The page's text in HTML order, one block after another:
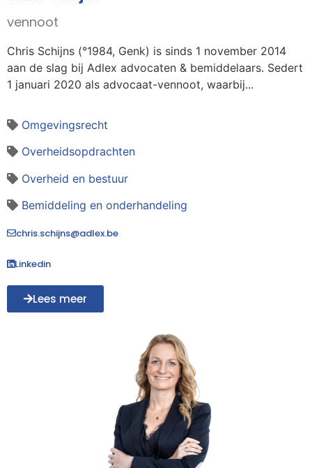
vennoot
Chris Schijns (°1984, Genk) is sinds 1 november 2014
aan de slag bij Adlex advocaten & bemiddelaars. Sedert
1 januari 2020 als advocaat-vennoot, waarbij...
Omgevingsrecht
Overheidsopdrachten
Overheid en bestuur
Bemiddeling en onderhandeling
chris.schijns@adlex.be
Linkedin
Lees meer